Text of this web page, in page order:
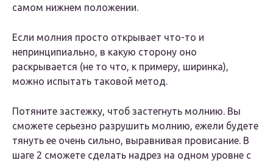
самом нижнем положении.
Если молния просто открывает что-то и
непринципиально, в какую сторону оно
раскрывается (не то что, к примеру, ширинка),
можно испытать таковой метод.
Потяните застежку, чтоб застегнуть молнию. Вы
сможете серьезно разрушить молнию, ежели будете
тянуть ее очень сильно, выравнивая провисание. В
шаге 2 сможете сделать надрез на одном уровне с